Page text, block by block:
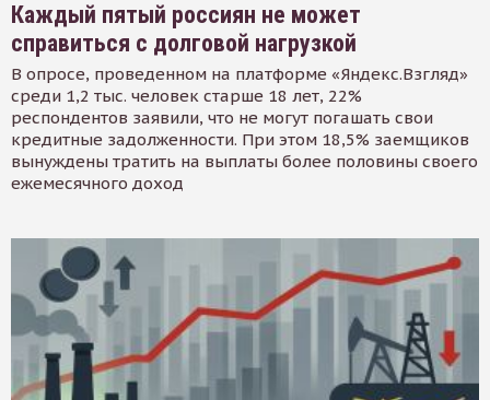
Каждый пятый россиян не может
справиться с долговой нагрузкой
В опросе, проведенном на платформе «Яндекс.Взгляд»
среди 1,2 тыс. человек старше 18 лет, 22%
респондентов заявили, что не могут погашать свои
кредитные задолженности. При этом 18,5% заемщиков
вынуждены тратить на выплаты более половины своего
ежемесячного доход